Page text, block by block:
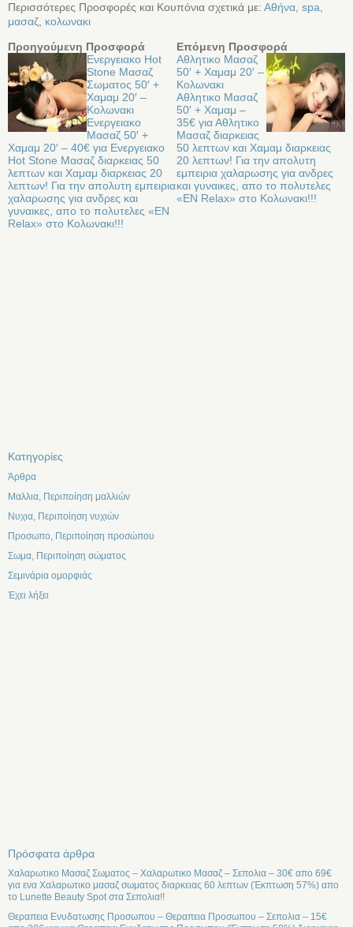
Περισσότερες Προσφορές και Κουπόνια σχετικά με: Αθήνα, spa,
μασαζ, κολωνακι
Προηγούμενη Προσφορά
Ενεργειακο Hot
Stone Μασαζ
Σωματος 50′ +
Χαμαμ 20′ –
Κολωνακι
Ενεργειακο
Μασαζ 50′ +
Χαμαμ 20′ – 40€ για Ενεργειακο
Hot Stone Μασαζ διαρκειας 50
λεπτων και Χαμαμ διαρκειας 20
λεπτων! Για την απολυτη εμπειρια
χαλαρωσης για ανδρες και
γυναικες, απο το πολυτελες «EN
Relax» στο Κολωνακι!!!
Επόμενη Προσφορά
Αθλητικο Μασαζ
50′ + Χαμαμ 20′ –
Κολωνακι
Αθλητικο Μασαζ
50′ + Χαμαμ –
35€ για Αθλητικο
Μασαζ διαρκειας
50 λεπτων και Χαμαμ διαρκειας
20 λεπτων! Για την απολυτη
εμπειρια χαλαρωσης για ανδρες
και γυναικες, απο το πολυτελες
«EN Relax» στο Κολωνακι!!!
Kατηγορίες
Άρθρα
Μαλλια, Περιποίηση μαλλιών
Νυχια, Περιποίηση νυχιών
Προσωπο, Περιποίηση προσώπου
Σωμα, Περιποίηση σώματος
Σεμινάρια ομορφιάς
Έχει λήξει
Πρόσφατα άρθρα
Χαλαρωτικο Μασαζ Σωματος – Χαλαρωτικο Μασαζ – Σεπολια – 30€ απο 69€
για ενα Χαλαρωτικο μασαζ σωματος διαρκειας 60 λεπτων (Έκπτωση 57%) απο
το Lunette Beauty Spot στα Σεπολια!!
Θεραπεια Ενυδατωσης Προσωπου – Θεραπεια Προσωπου – Σεπολια – 15€